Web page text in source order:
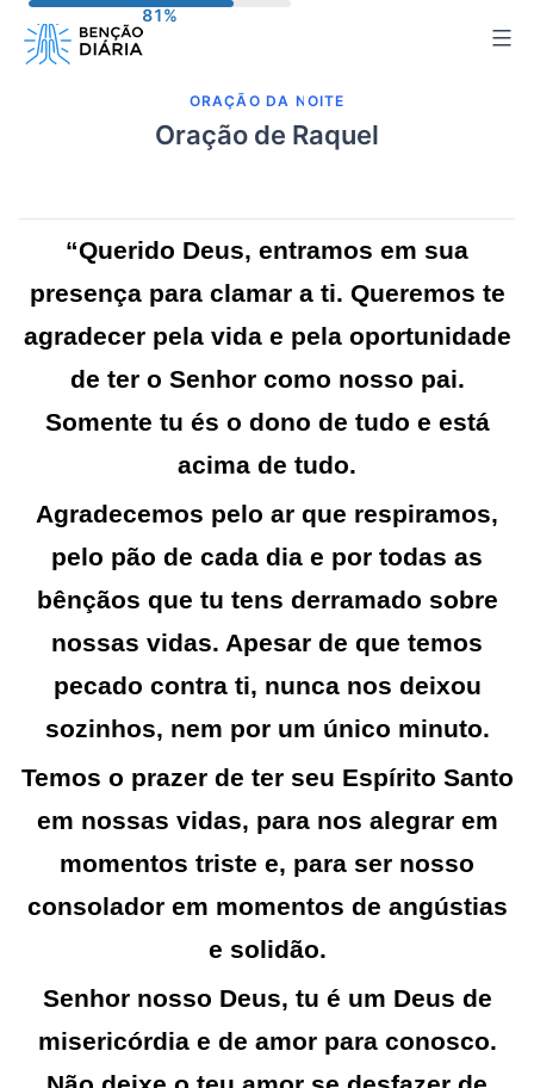
para
ORAÇÃO DA NOITE
Oração de Raquel
“Querido Deus, entramos em sua
presença para clamar a ti. Queremos te
agradecer pela vida e pela oportunidade
de ter o Senhor como nosso pai.
Somente tu és o dono de tudo e está
acima de tudo.
Agradecemos pelo ar que respiramos,
pelo pão de cada dia e por todas as
bênçãos que tu tens derramado sobre
nossas vidas. Apesar de que temos
pecado contra ti, nunca nos deixou
sozinhos, nem por um único minuto.
Temos o prazerde ter seu Espírito Santo
em nossas vidas, para nos alegrar em
momentos triste e, para ser nosso
consolador em momentos de angústias
e solidão.
Senhor nosso Deus, tu é um Deus de
misericórdiae de amor para conosco.